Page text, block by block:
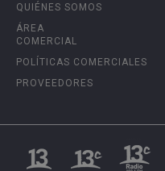
QUIÉNES SOMOS
ÁREA
COMERCIAL
POLÍTICAS COMERCIALES
PROVEEDORES